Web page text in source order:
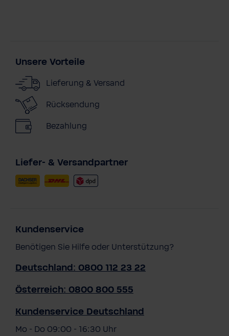
Unsere Vorteile
Lieferung & Versand
Rücksendung
Bezahlung
Liefer- & Versandpartner
Kundenservice
Benötigen Sie Hilfe oder Unterstützung?
Deutschland: 0800 112 23 22
Österreich: 0800 800 555
Kundenservice Deutschland
Mo - Do 09:00 - 16:30 Uhr